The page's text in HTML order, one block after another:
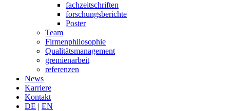
fachzeitschriften
forschungsberichte
Poster
Team
Firmenphilosophie
Qualitätsmanagement
gremienarbeit
referenzen
News
Karriere
Kontakt
DE | EN